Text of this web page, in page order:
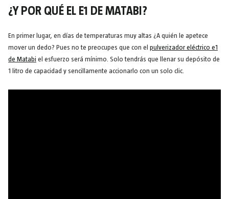
¿Y POR QUÉ EL E1 DE MATABI?
En primer lugar, en días de temperaturas muy altas ¿A quién le apetece
mover un dedo? Pues no te preocupes que con el pulverizador eléctrico e1
de Matabi el esfuerzo será mínimo. Solo tendrás que llenar su depósito de
1 litro de capacidad y sencillamente accionarlo con un solo clic.